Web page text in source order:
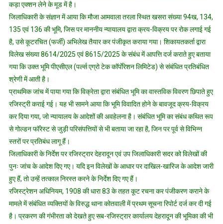
कड़ा एक्शन लेने के मूड में है।
जिलाधिकारी के संज्ञान में आया कि मौजा आमवाला तरला स्थित खसरा संख्या 94ख, 134,
135 एवं 136 की भूमि, जिस पर माननीय न्यायालय द्वारा क्रय-विक्रय पर रोक लगाई गई
है, उसे कूटरचित (फर्जी) अभिलेख तैयार कर पंजीकृत कराया गया। शिकायतकर्ता द्वारा
विलेख संख्या 8614/2025 एवं 8615/2025 के संबंध में आपत्ति दर्ज कराते हुए बताया
गया कि उक्त भूमि पीएसीएल (पर्ल्स एग्रो टेक कॉर्पाेरेशन लिमिटेड) से संबंधित प्रतिबंधित
श्रेणी में आती है।
प्राथमिक जांच में पाया गया कि विक्रेता द्वारा संबंधित भूमि का वास्तविक विवरण छिपाते हुए
रजिस्ट्री कराई गई। यह भी सामने आया कि भूमि विवादित होने के बावजूद क्रय-विक्रय
कर दिया गया, जो न्यायालय के आदेशों की अवहेलना है। संबंधित भूमि का संबंध कथित रूप
से गोल्डन फॉरेस्ट से जुड़ी परिसंपत्तियों से भी बताया जा रहा है, जिन पर पूर्व से विभिन्न
स्तरों पर प्रतिबंध लागू हैं।
जिलाधिकारी के निर्देश पर रजिस्ट्रार देहरादून एवं उप जिलाधिकारी सदर को विलेखों की
पुनः जांच के आदेश दिए गए। यदि इन विलेखों के आधार पर दाखिल-खारिज के आदेश जारी
हुए हैं, तो उन्हें तत्काल निरस्त करने के निर्देश दिए गए हैं।
रजिस्ट्रेशन अधिनियम, 1908 की धारा 83 के तहत कूट रचना कर पंजीकरण कराने के
मामले में संबंधित व्यक्तियों के विरुद्ध थाना कोतवाली में प्रथम सूचना रिपोर्ट दर्ज कर दी गई
है। प्रकरण की गंभीरता को देखते हुए सब-रजिस्ट्रार कार्यालय देहरादून की भूमिका की भी